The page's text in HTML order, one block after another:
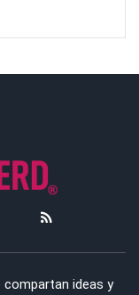
compartan ideas y